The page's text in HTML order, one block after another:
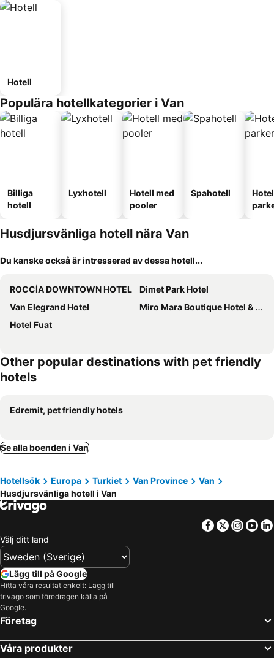
Hotell
Populära hotellkategorier i Van
Billiga
hotell
Lyxhotell
Hotell med
pooler
Spahotell
Husdjursvänliga hotell nära Van
Du kanske också är intresserad av dessa hotell...
ROCCİA DOWNTOWN HOTEL
Dimet Park Hotel
Van Elegrand Hotel
Miro Mara Boutique Hotel & Lounge Bar
Hotel Fuat
Other popular destinations with pet friendly
hotels
Edremit, pet friendly hotels
Se alla boenden i Van
Hotellsök Europa Turkiet Van Province
Van
Husdjursvänliga hotell i Van
Facebook
Twitter
Välj ditt land
Lägg till på Google
Hitta våra resultat enkelt: Lägg till
trivago som föredragen källa på
Google.
Företag
Våra produkter